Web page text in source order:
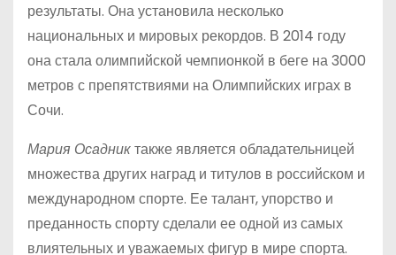
результаты. Она установила несколько
национальных и мировых рекордов. В 2014 году
она стала олимпийской чемпионкой в беге на 3000
метров с препятствиями на Олимпийских играх в
Сочи.
Мария Осадниктакже является обладательницей
множества других наград и титулов в российском и
международном спорте. Ее талант, упорство и
преданность спорту сделали ее одной из самых
влиятельных и уважаемых фигур в мире спорта.